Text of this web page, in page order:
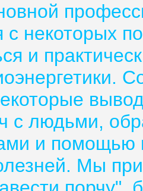
с некоторых
и
с людьми,
и помощью
Мы